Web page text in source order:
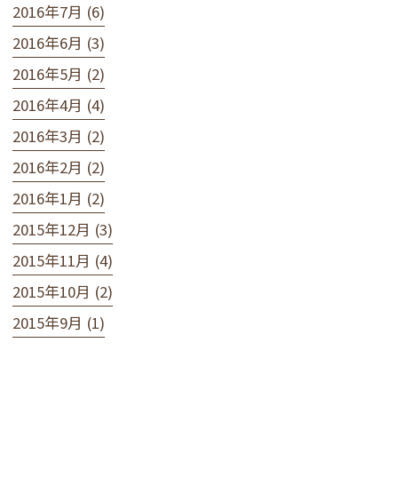
2016年7月 (6)
2016年6月 (3)
2016年5月 (2)
2016年4月 (4)
2016年3月 (2)
2016年2月 (2)
2016年1月 (2)
2015年12月 (3)
2015年11月 (4)
2015年10月 (2)
2015年9月 (1)